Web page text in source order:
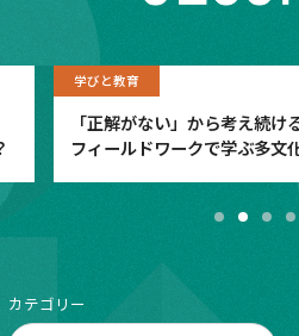
学びと教育
「正解がない」から考え続け
フィールドワークで学ぶ多文化共生 ― 留学
カテゴリー